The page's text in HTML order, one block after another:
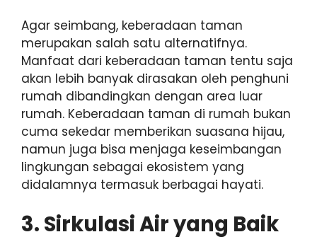
Agar seimbang, keberadaan taman
merupakan salah satu alternatifnya.
Manfaat dari keberadaan taman tentu saja
akan lebih banyak dirasakan oleh penghuni
rumah dibandingkan dengan area luar
rumah. Keberadaan taman di rumah bukan
cuma sekedar memberikan suasana hijau,
namun juga bisa menjaga keseimbangan
lingkungan sebagai ekosistem yang
didalamnya termasuk berbagai hayati.
3. Sirkulasi Air yang Baik